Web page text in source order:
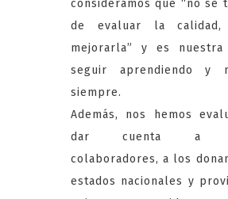
consideramos que “no se
de evaluar la
mejorarla” y es nuestra
seguir aprendiendo y
siempre.
Además, nos hemos
dar cuenta a
colaboradores, a los
estados nacionales y